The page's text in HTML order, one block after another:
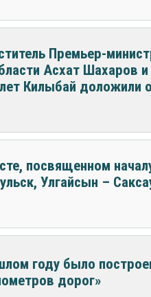
Премьер-
Асхат Шахаров
Килыбай доложили
посвященном
Улгайсын –
году было
дорог»